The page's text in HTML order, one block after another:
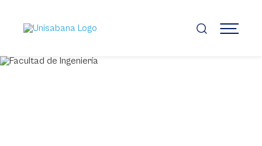
contenido
principal
MENÚ